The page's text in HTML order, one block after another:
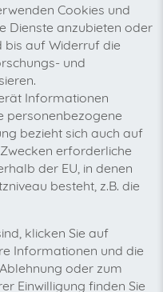
Ihre Ergo-
abholen!
Cookies und
Dienste anzubieten oder
bis auf Widerruf die
und
Informationen
personenbezogene
bezieht sich auch auf
erforderliche
der EU, in denen
besteht, z.B. die
klicken Sie auf
Informationen und die
oder zum
Einwilligung finden Sie